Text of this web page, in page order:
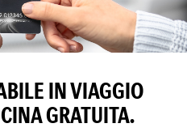
IN VIAGGIO
GRATUITA.